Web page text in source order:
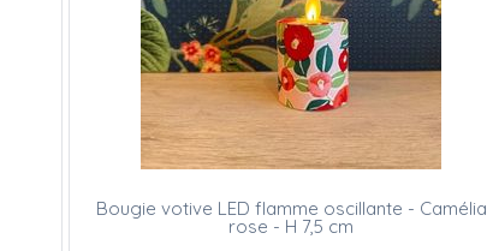
Bougie votive LED flamme oscillante - Camélia
rose - H 7,5 cm